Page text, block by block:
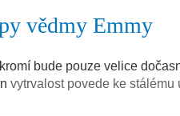
vědmy Emmy
bude pouze velice
vytrvalost povede ke stálému